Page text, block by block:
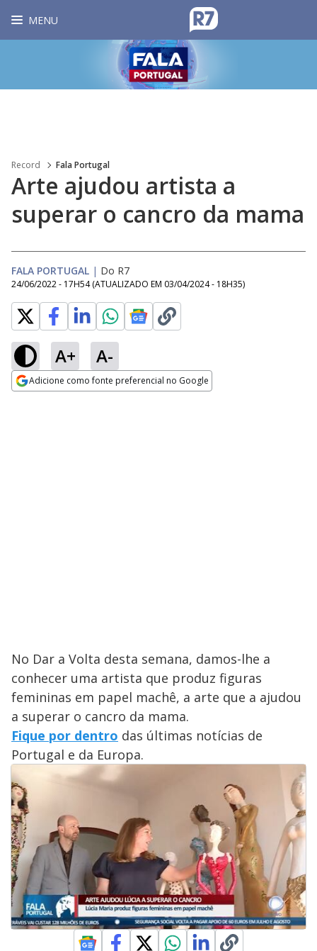
MENU
Record Fala Portugal
Arte ajudou artista a
superar o cancro da mama
FALA PORTUGAL | Do R7
24/06/2022 - 17H54 (ATUALIZADO EM 03/04/2024 - 18H35)
A+ A-
Adicione como fonte preferencial no Google
No Dar a Volta desta semana, damos-lhe a
conhecer uma artista que produz figuras
femininas em papel machê, a arte que a ajudou
a superar o cancro da mama.
Fique por dentro das últimas notícias de
Portugal e da Europa.